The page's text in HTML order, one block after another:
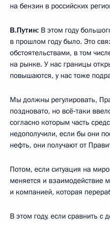
на бензин в российских
В.Путин: В этом году
в прошлом году было. Это
обстоятельствами, в том
на рынке. У нас границы
повышаются, у нас тоже
Мы должны регулировать,
поздновато, но всё‑таки
согласно которым часть
недополучили, если бы они
нефть, они получают от
Потом, если ситуация на
меняется и взаимодействие
и компанией, которая
В этом году, если сравнить с